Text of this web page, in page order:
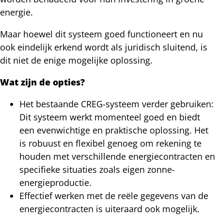
energie.
Maar hoewel dit systeem goed functioneert en nu
ook eindelijk erkend wordt als juridisch sluitend, is
dit niet de enige mogelijke oplossing.
Wat zijn de opties?
Het bestaande CREG-systeem verder gebruiken:
Dit systeem werkt momenteel goed en biedt
een evenwichtige en praktische oplossing. Het
is robuust en flexibel genoeg om rekening te
houden met verschillende energiecontracten en
specifieke situaties zoals eigen zonne-
energieproductie.
Effectief werken met de reële gegevens van de
energiecontracten is uiteraard ook mogelijk.